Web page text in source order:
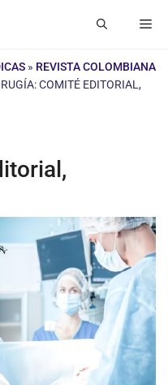
» REVISTA COLOMBIANA
COMITÉ EDITORIAL,